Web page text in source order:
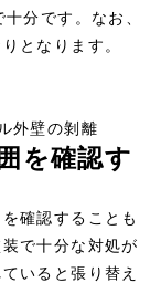
分です。なお、
となります。
外壁の剝離
を確認す
確認することも
で十分な対処が
いると張り替え